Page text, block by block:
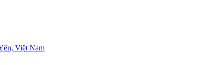
Việt Nam